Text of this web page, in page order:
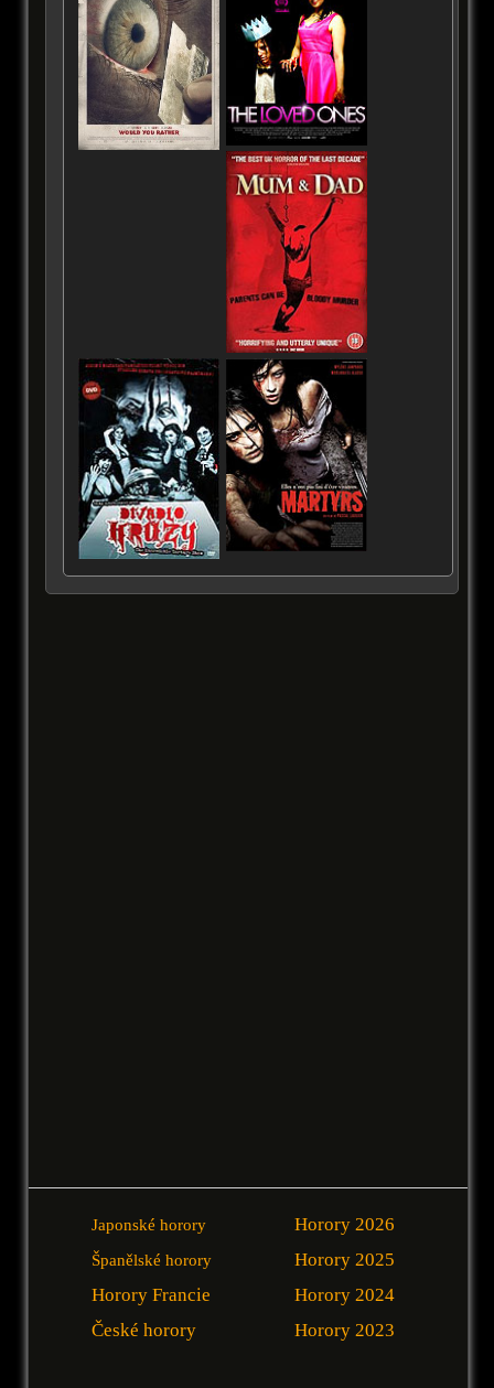
Japonské horory
Španělské horory
Horory Francie
České horory
Horory 2026
Horory 2025
Horory 2024
Horory 2023